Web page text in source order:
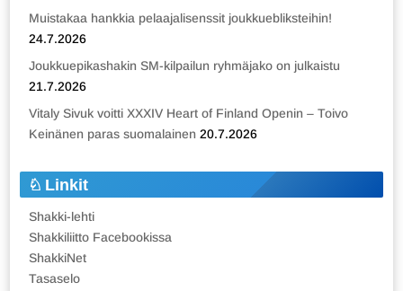
Muistakaa hankkia pelaajalisenssit joukkuebliksteihin!
24.7.2026
Joukkuepikashakin SM-kilpailun ryhmäjako on julkaistu
21.7.2026
Vitaly Sivuk voitti XXXIV Heart of Finland Openin – Toivo
Keinänen paras suomalainen 20.7.2026
Linkit
Shakki-lehti
Shakkiliitto Facebookissa
ShakkiNet
Tasaselo